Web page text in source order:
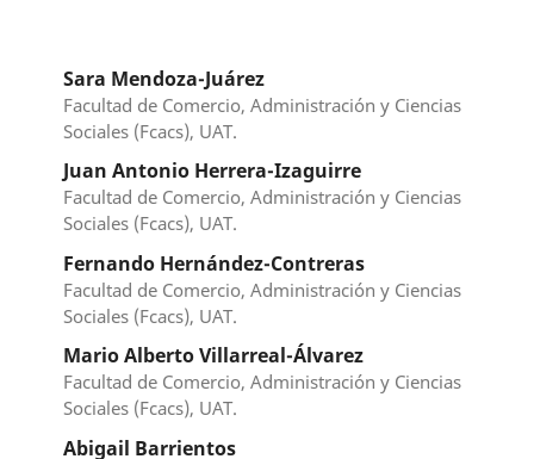
Sara Mendoza-Juárez
Facultad de Comercio, Administración y Ciencias
Sociales (Fcacs), UAT.
Juan Antonio Herrera-Izaguirre
Facultad de Comercio, Administración y Ciencias
Sociales (Fcacs), UAT.
Fernando Hernández-Contreras
Facultad de Comercio, Administración y Ciencias
Sociales (Fcacs), UAT.
Mario Alberto Villarreal-Álvarez
Facultad de Comercio, Administración y Ciencias
Sociales (Fcacs), UAT.
Abigail Barrientos